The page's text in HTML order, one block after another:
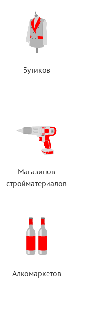
Бутиков
Магазинов
стройматериалов
Алкомаркетов